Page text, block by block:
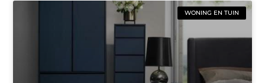
WONING EN TUIN